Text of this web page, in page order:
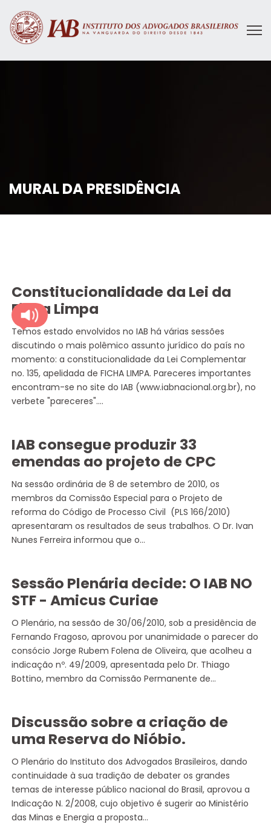
MURAL DA PRESIDÊNCIA
Constitucionalidade da Lei da
Ficha Limpa
Temos estado envolvidos no IAB há várias sessões
discutindo o mais polêmico assunto jurídico do país no
momento: a constitucionalidade da Lei Complementar
no. 135, apelidada de FICHA LIMPA. Pareceres importantes
encontram-se no site do IAB (www.iabnacional.org.br), no
verbete "pareceres".…
IAB consegue produzir 33
emendas ao projeto de CPC
Na sessão ordinária de 8 de setembro de 2010, os
membros da Comissão Especial para o Projeto de
reforma do Código de Processo Civil (PLS 166/2010)
apresentaram os resultados de seus trabalhos. O Dr. Ivan
Nunes Ferreira informou que o…
Sessão Plenária decide: O IAB NO
STF - Amicus Curiae
O Plenário, na sessão de 30/06/2010, sob a presidência de
Fernando Fragoso, aprovou por unanimidade o parecer do
consócio Jorge Rubem Folena de Oliveira, que acolheu a
indicação nº. 49/2009, apresentada pelo Dr. Thiago
Bottino, membro da Comissão Permanente de…
Discussão sobre a criação de
uma Reserva do Nióbio.
O Plenário do Instituto dos Advogados Brasileiros, dando
continuidade à sua tradição de debater os grandes
temas de interesse público nacional do Brasil, aprovou a
Indicação N. 2/2008, cujo objetivo é sugerir ao Ministério
das Minas e Energia a proposta…